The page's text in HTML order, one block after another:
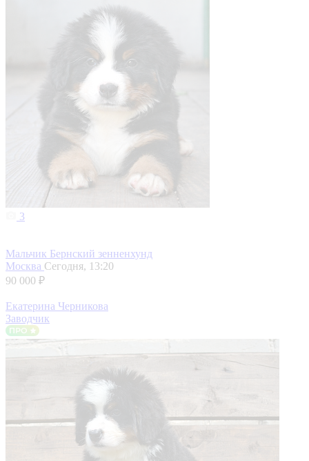
3
Мальчик Бернский зенненхунд
Москва Сегодня, 13:20
90 000 ₽
Екатерина Черникова
Заводчик